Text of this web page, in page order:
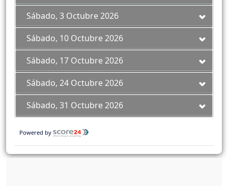
Sábado, 3 Octubre 2026
Sábado, 10 Octubre 2026
Sábado, 17 Octubre 2026
Sábado, 24 Octubre 2026
Sábado, 31 Octubre 2026
Powered by